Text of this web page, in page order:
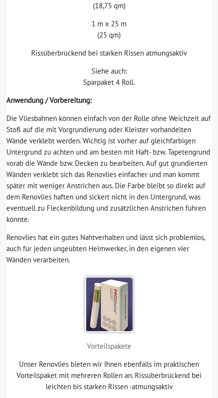
(18,75 qm)
1 m x 25 m
(25 qm)
Rissüberbrückend bei starken Rissen atmungsaktiv
Siehe auch:
Sparpaket 4 Roll.
Anwendung / Vorbereitung:
Die Vliesbahnen können einfach von der Rolle ohne Weichzeit auf
Stoß auf die mit Vorgrundierung oder Kleister vorhandelten
Wände verklebt werden. Wichtig ist vorher auf gleichfarbigen
Untergrund zu achten und am besten mit Haft- bzw. Tapetengrund
vorab die Wände bzw. Decken zu bearbeiten. Auf gut grundierten
Wänden verklebt sich das Renovlies einfacher und man kommt
später mit weniger Anstrichen aus. Die Farbe bleibt so direkt auf
dem Renovlies haften und sickert nicht in den Untergrund, was
eventuell zu Fleckenbildung und zusätzlichen Anstrichen führen
könnte.
Renovlies hat ein gutes Nahtverhalten und lässt sich problemlos,
auch für jeden ungeübten Heimwerker, in den eigenen vier
Wänden verarbeiten.
Vorteilspakete
Unser Renovlies bieten wir Ihnen ebenfalls im praktischen
Vorteilspaket mit mehreren Rollen an. Rissüberbrückend bei
leichten bis starken Rissen -atmungsaktiv